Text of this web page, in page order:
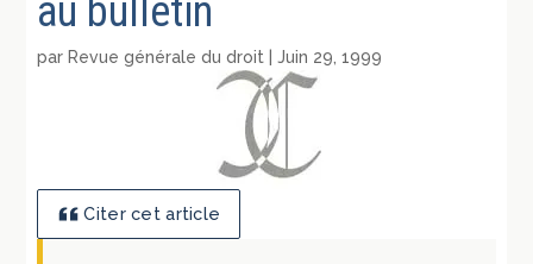
au bulletin
par Revue générale du droit |Juin 29, 1999
Citer cet article